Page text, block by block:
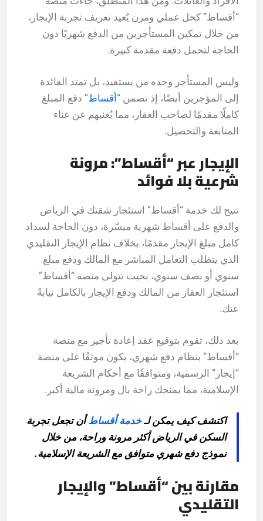
“أقساط” كحل عملي ومرن يُعيد تعريف تجربة الإيجار،
من خلال تمكين المستأجرين من الدفع شهريًا دون
الحاجة لتحمل دفعة مقدمة كبيرة.
وليس المستأجر وحده من يستفيد، بل تمتد الفائدة
إلى المؤجرين أيضًا، إذ تضمن “أقساط” دفع المبلغ
كاملًا مقدمًا لصاحب العقار، مما يُغنيهم عن عناء
المتابعة والتحصيل.
الإيجار عبر “أقساط”: مرونة
شرعية بلا فوائد
تتيح لك خدمة “أقساط” استئجار شقتك في الرياض
والدفع على أقساط شهرية ميسّرة، دون الحاجة لسداد
كامل مبلغ الإيجار مقدمًا، بخلاف نظام الإيجار التقليدي
الذي يتطلب التعامل المباشر مع المالك ودفع مبلغ
سنوي أو نصف سنوي، بحيث تتولى منصة “أقساط”
استئجار العقار من المالك ودفع الإيجار بالكامل نيابةً
عنك.
بعد ذلك، تقوم بتوقيع عقد إعادة تأجير مع منصة
“أقساط” بنظام دفع شهري، يكون موثقًا على منصة
“إيجار” الرسمية، ومتوافقًا مع أحكام الشريعة
الإسلامية، مما يمنحك راحة بال ومرونة مالية أكبر.
اكتشف كيف يمكن لـخدمة أقساطأن تجعل تجربة
السكن في الرياض أكثر مرونة وراحة، من خلال
نموذج دفع شهري متوافق مع الشريعة الإسلامية.
مقارنة بين “أقساط” والإيجار
التقليدي